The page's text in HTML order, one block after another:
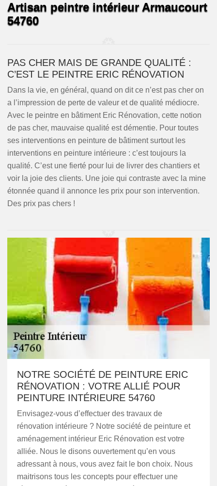
Artisan peintre intérieur Armaucourt
54760
PAS CHER MAIS DE GRANDE QUALITÉ :
C’EST LE PEINTRE ERIC RÉNOVATION
Dans la vie, en général, quand on dit ce n’est pas cher on
a l’impression de perte de valeur et de qualité médiocre.
Avec le peintre en bâtiment Eric Rénovation, cette notion
de pas cher, mauvaise qualité est démentie. Pour toutes
ses interventions en peinture de bâtiment surtout les
interventions en peinture intérieure : c’est toujours la
qualité. C’est une fierté pour lui de livrer des chantiers et
voir la joie des clients. Une joie qui contraste avec la mine
étonnée quand il annonce les prix pour son intervention.
Des prix pas chers !
NOTRE SOCIÉTÉ DE PEINTURE ERIC
RÉNOVATION : VOTRE ALLIÉ POUR
PEINTURE INTÉRIEURE 54760
Envisagez-vous d’effectuer des travaux de
rénovation intérieure ? Notre société de peinture et
aménagement intérieur Eric Rénovation est votre
alliée. Nous le disons ouvertement qu’en vous
adressant à nous, vous avez fait le bon choix. Nous
maitrisons tous les concepts pour effectuer une